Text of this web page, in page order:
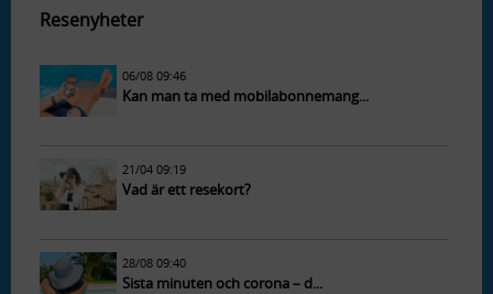
Resenyheter
06/08 09:46
Kan man ta med mobilabonnemang...
21/04 09:19
Vad är ett resekort?
28/08 09:40
Sista minuten och corona – d...